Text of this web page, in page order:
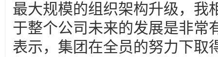
最大规模的组织架构升级，我
于整个公司未来的发展是非常
表示，集团在全员的努力下取